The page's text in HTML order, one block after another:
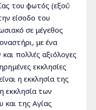
του φωτός (εξού
είσοδο του
σε μέγεθος
με ένα
πολλές αξιόλογες
εκκλησίες
η εκκλησία της
εκκλησία των
και της Αγίας